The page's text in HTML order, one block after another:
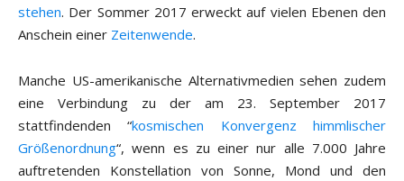
stehen. Der Sommer 2017 erweckt auf vielen Ebenen den
Anschein einer Zeitenwende.
Manche US-amerikanische Alternativmedien sehen zudem
eine Verbindung zu der am 23. September 2017
stattfindenden “kosmischen Konvergenz himmlischer
Größenordnung“, wenn es zu einer nur alle 7.000 Jahre
auftretenden Konstellation von Sonne, Mond und den